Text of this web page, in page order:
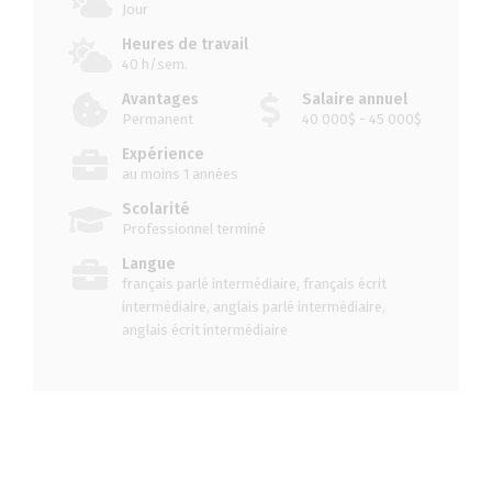
Jour
Heures de travail
40 h/sem.
Avantages
Permanent
Salaire annuel
40 000$ - 45 000$
Expérience
au moins 1 années
Scolarité
Professionnel terminé
Langue
français parlé intermédiaire, français écrit
intermédiaire, anglais parlé intermédiaire,
anglais écrit intermédiaire